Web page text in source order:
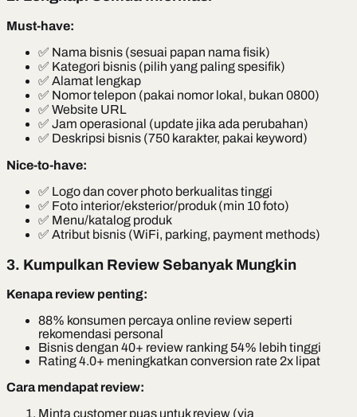
Must-have:
✅ Nama bisnis (sesuai papan nama fisik)
✅ Kategori bisnis (pilih yang paling spesifik)
✅ Alamat lengkap
✅ Nomor telepon (pakai nomor lokal, bukan 0800)
✅ Website URL
✅ Jam operasional (update jika ada perubahan)
✅ Deskripsi bisnis (750 karakter, pakai keyword)
Nice-to-have:
✅ Logo dan cover photo berkualitas tinggi
✅ Foto interior/eksterior/produk (min 10 foto)
✅ Menu/katalog produk
✅ Atribut bisnis (WiFi, parking, payment methods)
3. Kumpulkan Review Sebanyak Mungkin
Kenapa review penting:
88% konsumen percaya online review seperti
rekomendasi personal
Bisnis dengan 40+ review ranking 54% lebih tinggi
Rating 4.0+ meningkatkan conversion rate 2x lipat
Cara mendapat review:
Minta customer puas untuk review (via